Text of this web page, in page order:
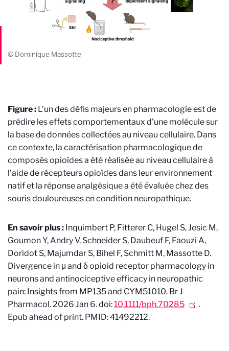
© Dominique Massotte
Figure : L’un des défis majeurs en pharmacologie est de
prédire les effets comportementaux d’une molécule sur
la base de données collectées au niveau cellulaire. Dans
ce contexte, la caractérisation pharmacologique de
composés opioïdes a été réalisée au niveau cellulaire à
l’aide de récepteurs opioïdes dans leur environnement
natif et la réponse analgésique a été évaluée chez des
souris douloureuses en condition neuropathique.
En savoir plus : Inquimbert P, Fitterer C, Hugel S, Jesic M,
Goumon Y, Andry V, Schneider S, Daubeuf F, Faouzi A,
Doridot S, Majumdar S, Bihel F, Schmitt M, Massotte D.
Divergence in μ and δ opioid receptor pharmacology in
neurons and antinociceptive efficacy in neuropathic
pain: Insights from MP135 and CYM51010. Br J
Pharmacol. 2026 Jan 6. doi:10.1111/bph.70285
.
Epub ahead of print. PMID: 41492212.